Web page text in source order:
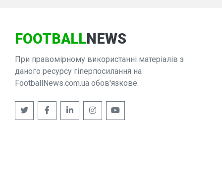
FOOTBALLNEWS
При правомірному використанні матеріалів з
даного ресурсу гіперпосилання на
FootballNews.com.ua обов'язкове.